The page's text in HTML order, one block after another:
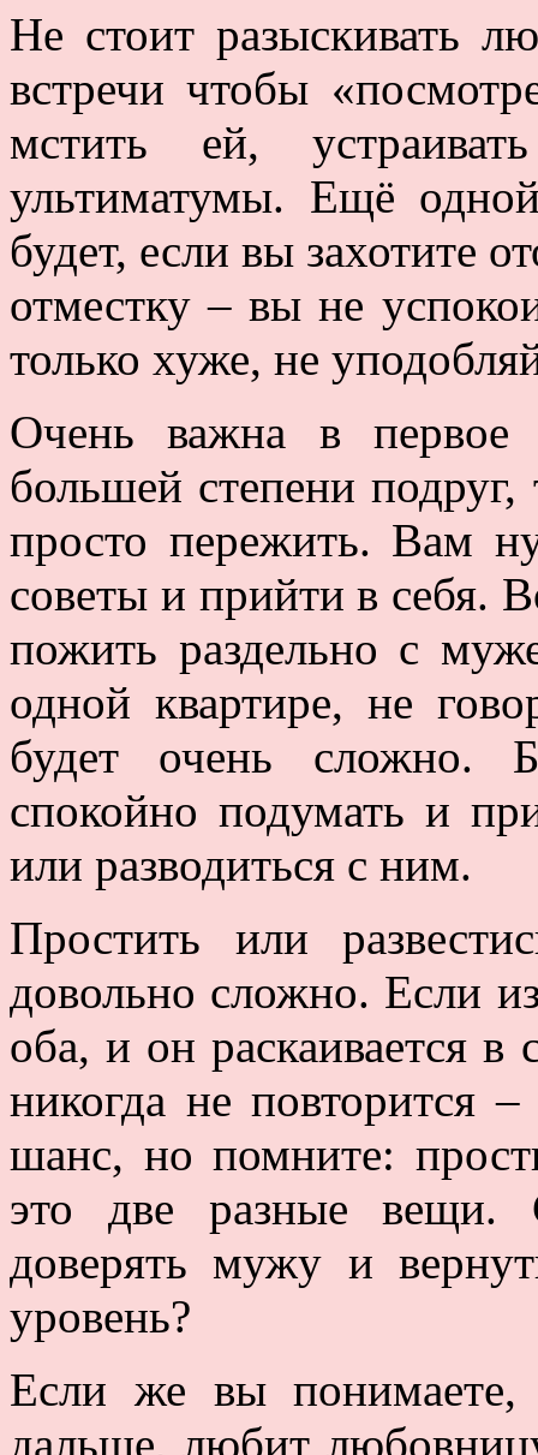
Не стоит разыскивать
встречи чтобы
мстить ей,
ультиматумы. Ещё
будет, если вы захотите
отместку – вы не
только хуже, не
Очень важна в первое
большей степени
просто пережить. Вам
советы и прийти в себя.
пожить раздельно с
одной квартире, не
будет очень сложно.
спокойно подумать и
или разводиться с ним.
Простить или
довольно сложно. Если
оба, и он раскаивается в
никогда не повторится
шанс, но помните:
это две разные вещи.
доверять мужу и
уровень?
Если же вы понимаете,
дальше, любит